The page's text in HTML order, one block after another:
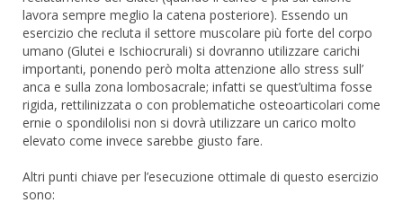
lavora sempre meglio la catena posteriore). Essendo un
esercizio che recluta il settore muscolare più forte del corpo
umano (Glutei e Ischiocrurali) si dovranno utilizzare carichi
importanti, ponendo però molta attenzione allo stress sull’
anca e sulla zona lombosacrale; infatti se quest’ultima fosse
rigida, rettilinizzata o con problematiche osteoarticolari come
ernie o spondilolisi non si dovrà utilizzare un carico molto
elevato come invece sarebbe giusto fare.
Altri punti chiave per l’esecuzione ottimale di questo esercizio
sono: